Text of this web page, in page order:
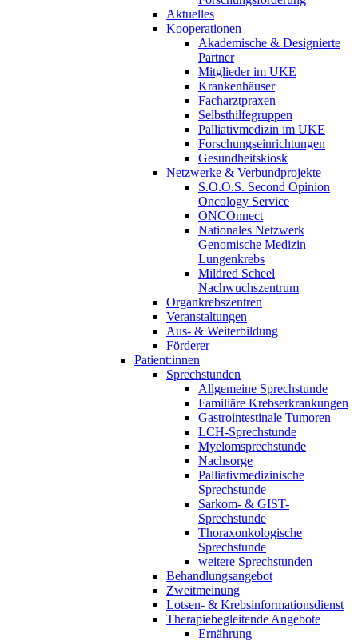
Aktuelles
Kooperationen
Akademische & Designierte
Partner
Mitglieder im UKE
Krankenhäuser
Facharztpraxen
Selbsthilfegruppen
Palliativmedizin im UKE
Forschungseinrichtungen
Gesundheitskiosk
Netzwerke & Verbundprojekte
S.O.O.S. Second Opinion
Oncology Service
ONCOnnect
Nationales Netzwerk
Genomische Medizin
Lungenkrebs
Mildred Scheel
Nachwuchszentrum
Organkrebszentren
Veranstaltungen
Aus- & Weiterbildung
Förderer
Patient:innen
Sprechstunden
Allgemeine Sprechstunde
Familiäre Krebserkrankungen
Gastrointestinale Tumoren
LCH-Sprechstunde
Myelomsprechstunde
Nachsorge
Palliativmedizinische
Sprechstunde
Sarkom- & GIST-
Sprechstunde
Thoraxonkologische
Sprechstunde
weitere Sprechstunden
Behandlungsangebot
Zweitmeinung
Lotsen- & Krebsinformationsdienst
Therapiebegleitende Angebote
Ernährung